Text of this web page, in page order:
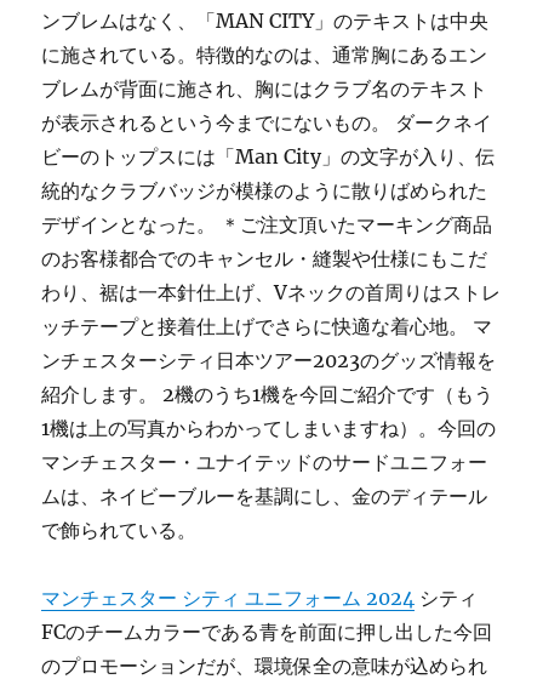
ンブレムはなく、「MAN CITY」のテキストは中央
に施されている。特徴的なのは、通常胸にあるエン
ブレムが背面に施され、胸にはクラブ名のテキスト
が表示されるという今までにないもの。 ダークネイ
ビーのトップスには「Man City」の文字が入り、伝
統的なクラブバッジが模様のように散りばめられた
デザインとなった。 ＊ご注文頂いたマーキング商品
のお客様都合でのキャンセル・縫製や仕様にもこだ
わり、裾は一本針仕上げ、Vネックの首周りはストレ
ッチテープと接着仕上げでさらに快適な着心地。 マ
ンチェスターシティ日本ツアー2023のグッズ情報を
紹介します。 2機のうち1機を今回ご紹介です（もう
1機は上の写真からわかってしまいますね）。今回の
マンチェスター・ユナイテッドのサードユニフォー
ムは、ネイビーブルーを基調にし、金のディテール
で飾られている。
マンチェスター シティ ユニフォーム 2024 シティ
FCのチームカラーである青を前面に押し出した今回
のプロモーションだが、環境保全の意味が込められ